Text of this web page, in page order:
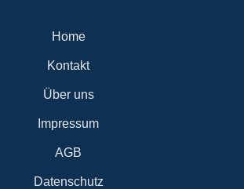
Home
Kontakt
Über uns
Impressum
AGB
Datenschutz